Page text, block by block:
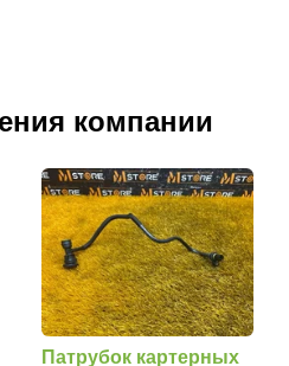
компании
Патрубок картерных